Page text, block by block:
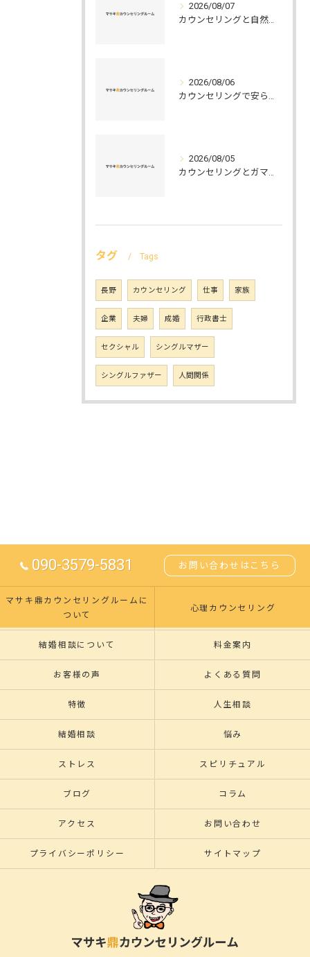
2026/08/07
カウンセリングと自然環境がつなぐ実践例と環境カウンセラーの役割を解説
2026/08/06
カウンセリングで安らぐ空間を叶える安心と信頼のつくり方徹底解説
2026/08/05
カウンセリングとガマット選びの正解ガイド安心して相談できるポイントと実例解説
タグ Tags
長野 カウンセリング 仕事 家族
企業 夫婦 成婚 行政書士
セクシャル シングルマザー
シングルファザー 人間関係
090-3579-5831 お問い合わせはこちら
マサキ鼎カウンセリングルームに
ついて
心理カウンセリング
結婚相談について 料金案内
お客様の声 よくある質問
特徴 人生相談
結婚相談 悩み
ストレス スピリチュアル
ブログ コラム
アクセス お問い合わせ
プライバシーポリシー サイトマップ